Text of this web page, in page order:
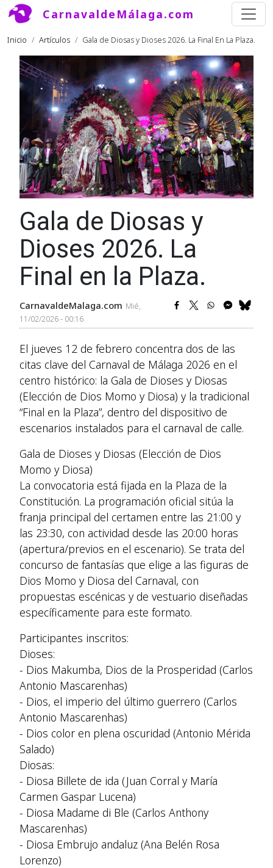
Pasar al contenido principal
CarnavaldeMálaga.com
Inicio Artículos Gala de Diosas y Dioses 2026. La Final En La Plaza.
Imagen
Gala de Diosas y
Dioses 2026. La
Final en la Plaza.
CarnavaldeMalaga.com Mié,
11/02/2026 - 00:16
El jueves 12 de febrero concentra dos de las
citas clave del Carnaval de Málaga 2026 en el
centro histórico: la Gala de Dioses y Diosas
(Elección de Dios Momo y Diosa) y la tradicional
“Final en la Plaza”, dentro del dispositivo de
escenarios instalados para el carnaval de calle.
Gala de Dioses y Diosas (Elección de Dios
Momo y Diosa)
La convocatoria está fijada en la Plaza de la
Constitución. La programación oficial sitúa la
franja principal del certamen entre las 21:00 y
las 23:30, con actividad desde las 20:00 horas
(apertura/previos en el escenario). Se trata del
concurso de fantasías que elige a las figuras de
Dios Momo y Diosa del Carnaval, con
propuestas escénicas y de vestuario diseñadas
específicamente para este formato.
Participantes inscritos:
Dioses:
- Dios Makumba, Dios de la Prosperidad (Carlos
Antonio Mascarenhas)
- Dios, el imperio del último guerrero (Carlos
Antonio Mascarenhas)
- Dios color en plena oscuridad (Antonio Mérida
Salado)
Diosas:
- Diosa Billete de ida (Juan Corral y María
Carmen Gaspar Lucena)
- Diosa Madame di Ble (Carlos Anthony
Mascarenhas)
- Diosa Embrujo andaluz (Ana Belén Rosa
Lorenzo)